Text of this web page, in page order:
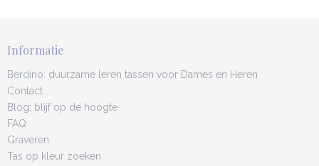
Informatie
Berdino: duurzame leren tassen voor Dames en Heren
Contact
Blog; blijf op de hoogte
FAQ
Graveren
Tas op kleur zoeken